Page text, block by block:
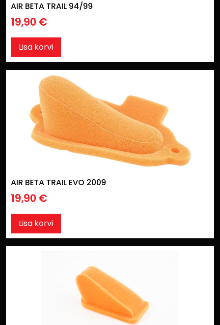
AIR BETA TRAIL 94/99
19,90 €
Lisa korvi
AIR BETA TRAIL EVO 2009
19,90 €
Lisa korvi